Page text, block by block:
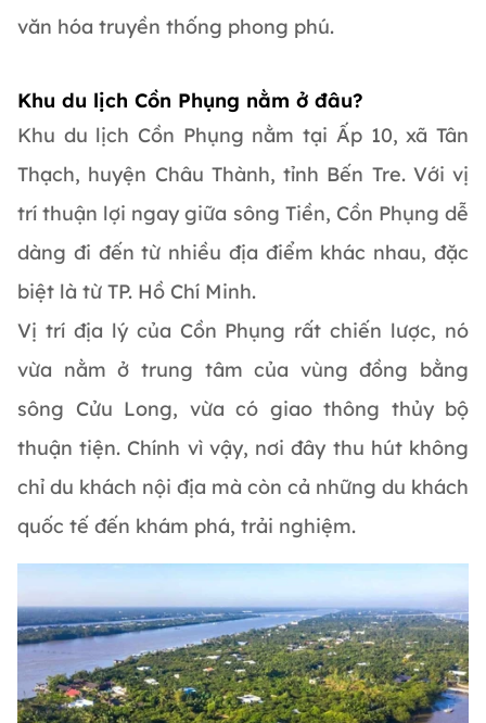
văn hóa truyền thống phong phú.
Khu du lịch Cồn Phụng nằm ở đâu?
Khu du lịch Cồn Phụng nằm tại Ấp 10, xã Tân
Thạch, huyện Châu Thành, tỉnh Bến Tre. Với vị
trí thuận lợi ngay giữa sông Tiền, Cồn Phụng dễ
dàng đi đến từ nhiều địa điểm khác nhau, đặc
biệt là từ TP. Hồ Chí Minh.
Vị trí địa lý của Cồn Phụng rất chiến lược, nó
vừa nằm ở trung tâm của vùng đồng bằng
sông Cửu Long, vừa có giao thông thủy bộ
thuận tiện. Chính vì vậy, nơi đây thu hút không
chỉ du khách nội địa mà còn cả những du khách
quốc tế đến khám phá, trải nghiệm.